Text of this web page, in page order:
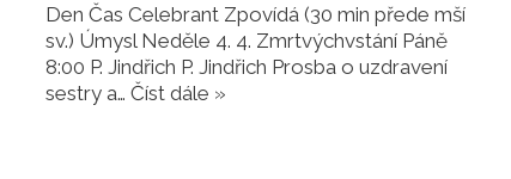
Den Čas Celebrant Zpovídá (30 min přede mší
sv.) Úmysl Neděle 4. 4. Zmrtvýchvstání Páně
8:00 P. Jindřich P. Jindřich Prosba o uzdravení
sestry a… Číst dále »